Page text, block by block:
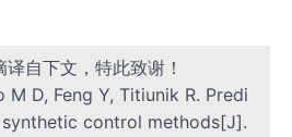
译自下文，特此致谢！
M D, Feng Y, Titiunik R. Predi
control methods[J].